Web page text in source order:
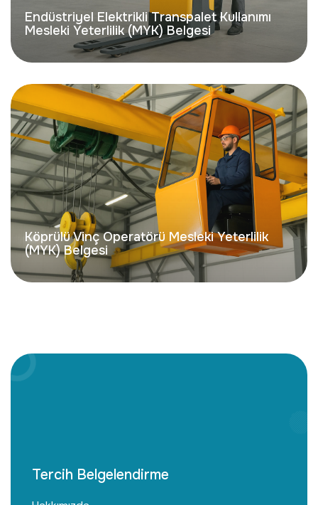
Endüstriyel Elektrikli Transpalet Kullanımı
Mesleki Yeterlilik (MYK) Belgesi
Köprülü Vinç Operatörü Mesleki Yeterlilik
(MYK) Belgesi
Tercih Belgelendirme